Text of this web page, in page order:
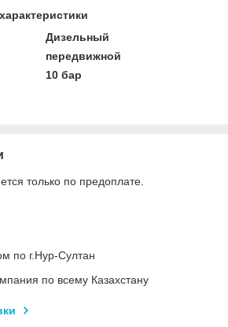
Дизельный
передвижной
10 бар
только по предоплате.
по г.Нур-Султан
по всему Казахстану